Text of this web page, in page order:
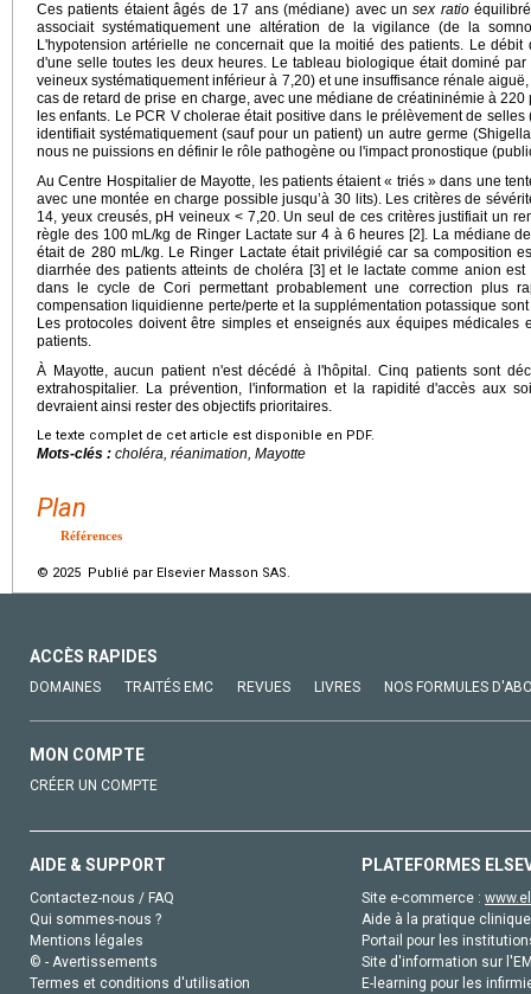
Ces patients étaient âgés de 17 ans (médiane) avec unsex ratio
associait systématiquement une altération de la vigilance (de la
L'hypotension artérielle ne concernait que la moitié des patients. Le
d'une selle toutes les deux heures. Le tableau biologique était dominé
veineux systématiquement inférieur à 7,20) et une insuffisance rénale
cas de retard de prise en charge, avec une médiane de créatininémie à
les enfants. Le PCR V cholerae était positive dans le prélèvement de
identifiait systématiquement (sauf pour un patient) un autre germe
nous ne puissions en définir le rôle pathogène ou l'impact pronostique
Au Centre Hospitalier de Mayotte, les patients étaient « triés » dans une
avec une montée en charge possible jusqu’à 30 lits). Les critères de
14, yeux creusés, pH veineux < 7,20. Un seul de ces critères justifiait un
règle des 100 mL/kg de Ringer Lactate sur 4 à 6 heures [2]. La médiane
était de 280 mL/kg. Le Ringer Lactate était privilégié car sa composition
diarrhée des patients atteints de choléra [3] et le lactate comme anion
dans le cycle de Cori permettant probablement une correction plus
compensation liquidienne perte/perte et la supplémentation potassique
Les protocoles doivent être simples et enseignés aux équipes médicales
patients.
À Mayotte, aucun patient n'est décédé à l'hôpital. Cinq patients sont
extrahospitalier. La prévention, l'information et la rapidité d'accès aux
devraient ainsi rester des objectifs prioritaires.
Le texte complet de cet article est disponible en PDF.
Mots-clés : choléra, réanimation, Mayotte
Plan
Références
© 2025 Publié par Elsevier Masson SAS.
ACCÈS RAPIDES
DOMAINES TRAITÉS EMC REVUES LIVRES NOS FORMULES
MON COMPTE
CRÉER UN COMPTE
AIDE & SUPPORT
Contactez-nous / FAQ
Qui sommes-nous ?
Mentions légales
© - Avertissements
Termes et conditions d'utilisation
PLATEFORMES
Site e-commerce :
Aide à la pratique
Portail pour les
Site d'information sur
E-learning pour les